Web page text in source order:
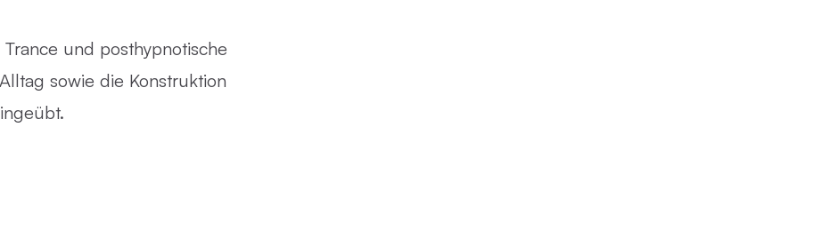
und posthypnotische
sowie die Konstruktion